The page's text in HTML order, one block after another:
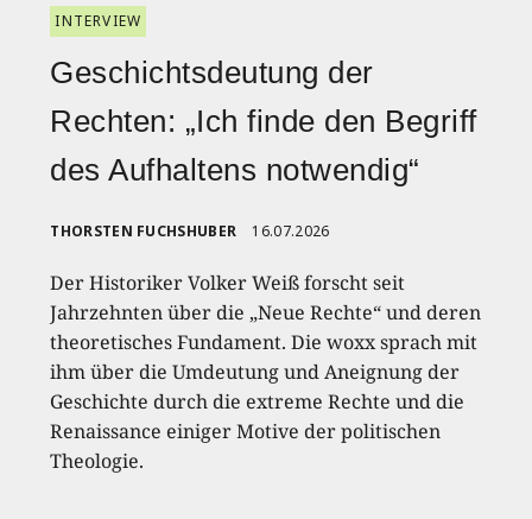
INTERVIEW
Geschichtsdeutung der
Rechten: „Ich finde den Begriff
des Aufhaltens notwendig“
THORSTEN FUCHSHUBER 16.07.2026
Der Historiker Volker Weiß forscht seit
Jahrzehnten über die „Neue Rechte“ und deren
theoretisches Fundament. Die woxx sprach mit
ihm über die Umdeutung und Aneignung der
Geschichte durch die extreme Rechte und die
Renaissance einiger Motive der politischen
Theologie.